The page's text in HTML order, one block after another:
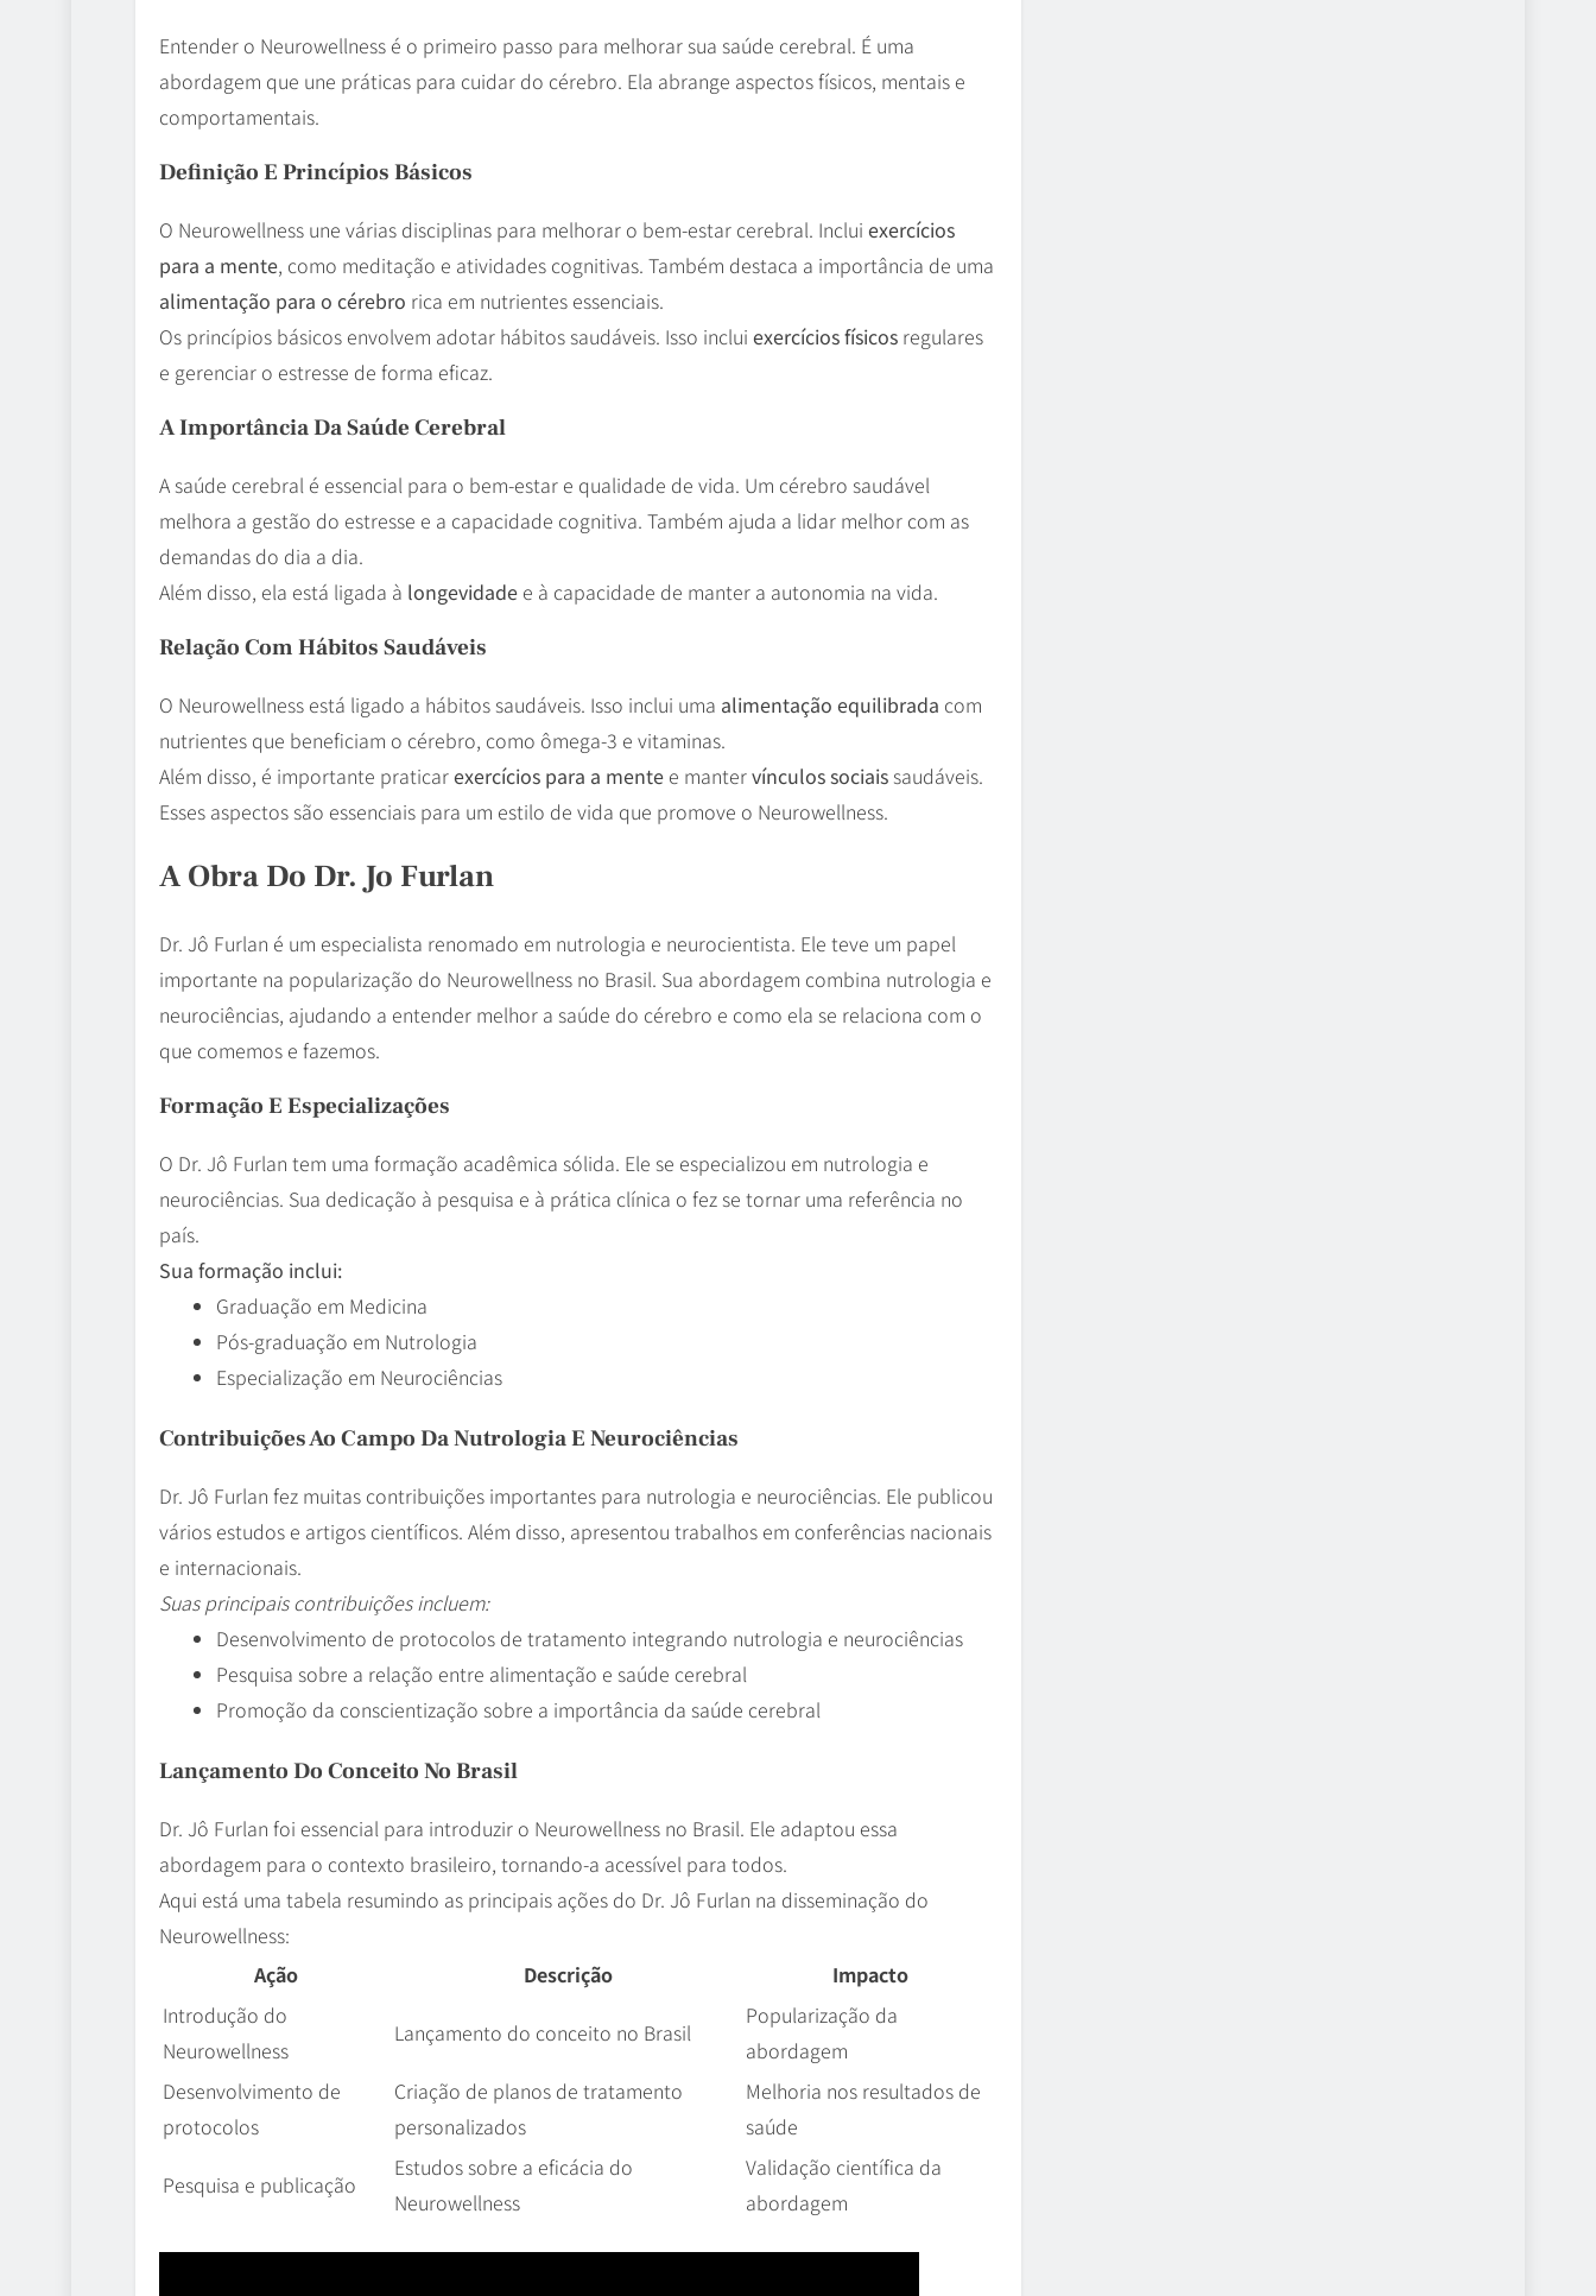
Entender o Neurowellness é o primeiro passo para melhorar sua saúde cerebral. É uma
abordagem que une práticas para cuidar do cérebro. Ela abrange aspectos físicos, mentais e
comportamentais.
Definição E Princípios Básicos
O Neurowellness une várias disciplinas para melhorar o bem-estar cerebral. Inclui exercícios
para a mente, como meditação e atividades cognitivas. Também destaca a importância de uma
alimentação para o cérebro rica em nutrientes essenciais.
Os princípios básicos envolvem adotar hábitos saudáveis. Isso inclui exercícios físicos regulares
e gerenciar o estresse de forma eficaz.
A Importância Da Saúde Cerebral
A saúde cerebral é essencial para o bem-estar e qualidade de vida. Um cérebro saudável
melhora a gestão do estresse e a capacidade cognitiva. Também ajuda a lidar melhor com as
demandas do dia a dia.
Além disso, ela está ligada à longevidade e à capacidade de manter a autonomia na vida.
Relação Com Hábitos Saudáveis
O Neurowellness está ligado a hábitos saudáveis. Isso inclui uma alimentação equilibrada com
nutrientes que beneficiam o cérebro, como ômega-3 e vitaminas.
Além disso, é importante praticarexercícios para a mente e mantervínculos sociais saudáveis.
Esses aspectos são essenciais para um estilo de vida que promove o Neurowellness.
A Obra Do Dr. Jo Furlan
Dr. Jô Furlan é um especialista renomado em nutrologia e neurocientista. Ele teve um papel
importante na popularização do Neurowellness no Brasil. Sua abordagem combina nutrologia e
neurociências, ajudando a entender melhor a saúde do cérebro e como ela se relaciona com o
que comemos e fazemos.
Formação E Especializações
O Dr. Jô Furlan tem uma formação acadêmica sólida. Ele se especializou em nutrologia e
neurociências. Sua dedicação à pesquisa e à prática clínica o fez se tornar uma referência no
país.
Sua formação inclui:
Graduação em Medicina
Pós-graduação em Nutrologia
Especialização em Neurociências
Contribuições Ao Campo Da Nutrologia E Neurociências
Dr. Jô Furlan fez muitas contribuições importantes para nutrologia e neurociências. Ele publicou
vários estudos e artigos científicos. Além disso, apresentou trabalhos em conferências nacionais
e internacionais.
Suas principais contribuições incluem:
Desenvolvimento de protocolos de tratamento integrando nutrologia e neurociências
Pesquisa sobre a relação entre alimentação e saúde cerebral
Promoção da conscientização sobre a importância da saúde cerebral
Lançamento Do Conceito No Brasil
Dr. Jô Furlan foi essencial para introduzir o Neurowellness no Brasil. Ele adaptou essa
abordagem para o contexto brasileiro, tornando-a acessível para todos.
Aqui está uma tabela resumindo as principais ações do Dr. Jô Furlan na disseminação do
Neurowellness:
Ação
Descrição
Impacto
Introdução do
Neurowellness
Lançamento do conceito no Brasil
Popularização da
abordagem
Desenvolvimento de
protocolos
Criação de planos de tratamento
personalizados
Melhoria nos resultados de
saúde
Pesquisa e publicação
Estudos sobre a eficácia do
Neurowellness
Validação científica da
abordagem